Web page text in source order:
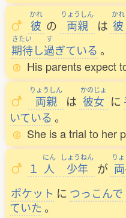
かれ
彼 の
りょうしん
両親 は
かれ
彼
きたい
期待し
す
過ぎている 。
His parents expect
りょうしん
両親 は
かのじょ
彼女 に
いている 。
She is a trial to her
１
にん
人
しょうねん
少年 が
り
ポケット に つっこんで
ていた。